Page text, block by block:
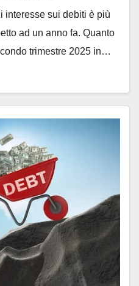
interesse sui debiti è più
ad un anno fa. Quanto
trimestre 2025 in…